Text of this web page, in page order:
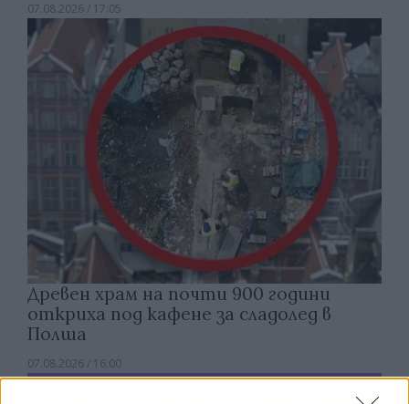
07.08.2026 / 17:05
Древен храм на почти 900 години
откриха под кафене за сладолед в
Полша
07.08.2026 / 16:00